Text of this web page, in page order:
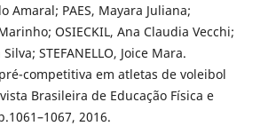
Amaral; PAES, Mayara Juliana;
OSIECKIL, Ana Claudia Vecchi;
STEFANELLO, Joice Mara.
competitiva em atletas de voleibol
Brasileira de Educação Física e
2016.